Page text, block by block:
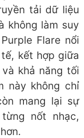
tải dữ liệu
không làm suy
Flare nổi
kết hợp giữa
khả năng tối
này không chỉ
mang lại sự
nốt nhạc,